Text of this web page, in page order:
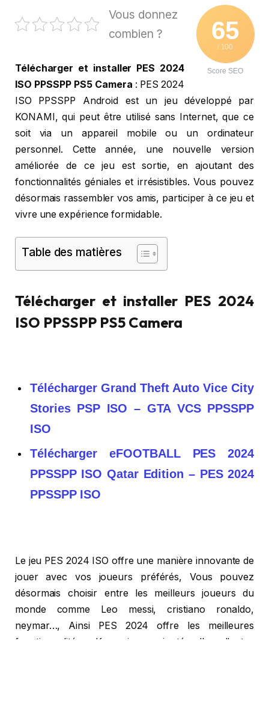
65
/ 100
Score SEO
Vous donnez
combien ?
Télécharger et installer PES 2024
ISO PPSSPP PS5 Camera : PES 2024
ISO PPSSPP Android est un jeu développé par
KONAMI, qui peut être utilisé sans Internet, que ce
soit via un appareil mobile ou un ordinateur
personnel. Cette année, une nouvelle version
améliorée de ce jeu est sortie, en ajoutant des
fonctionnalités géniales et irrésistibles. Vous pouvez
désormais rassembler vos amis, participer à ce jeu et
vivre une expérience formidable.
Table des matières
Télécharger et installer PES 2024
ISO PPSSPP PS5 Camera
Télécharger Grand Theft Auto Vice City
Stories PSP ISO – GTA VCS PPSSPP
ISO
Télécharger eFOOTBALL PES 2024
PPSSPP ISO Qatar Edition – PES 2024
PPSSPP ISO
Le jeu PES 2024 ISO offre une manière innovante de
jouer avec vos joueurs préférés, Vous pouvez
désormais choisir entre les meilleurs joueurs du
monde comme Leo messi, cristiano ronaldo,
neymar…, Ainsi PES 2024 offre les meilleures
fonctionnalités, Konami a ajouté d’excellentes